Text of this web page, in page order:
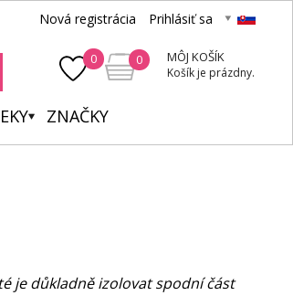
Nová registrácia Prihlásiť sa
0 0 MÔJ KOŠÍK
Košík je prázdny.
ZNAČKY
je důkladně izolovat spodní část